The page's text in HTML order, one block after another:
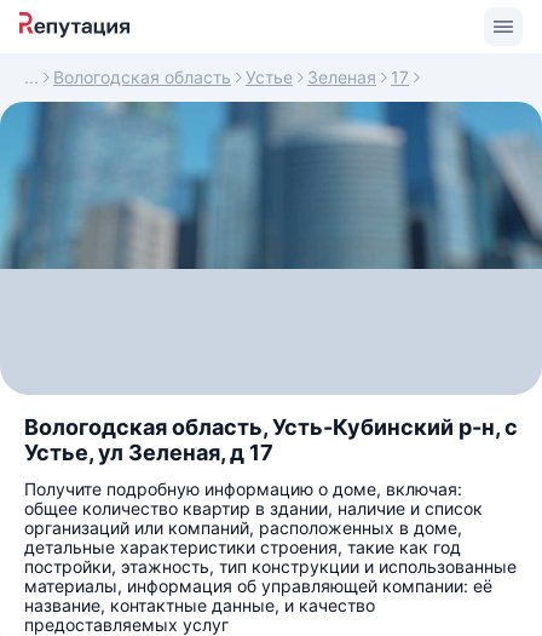
Вологодская область Устье Зеленая 17
Вологодская область, Усть-Кубинский р-н, с
Устье, ул Зеленая, д 17
Получите подробную информацию о доме, включая:
общее количество квартир в здании, наличие и список
организаций или компаний, расположенных в доме,
детальные характеристики строения, такие как год
постройки, этажность, тип конструкции и использованные
материалы, информация об управляющей компании: её
название, контактные данные, и качество
предоставляемых услуг